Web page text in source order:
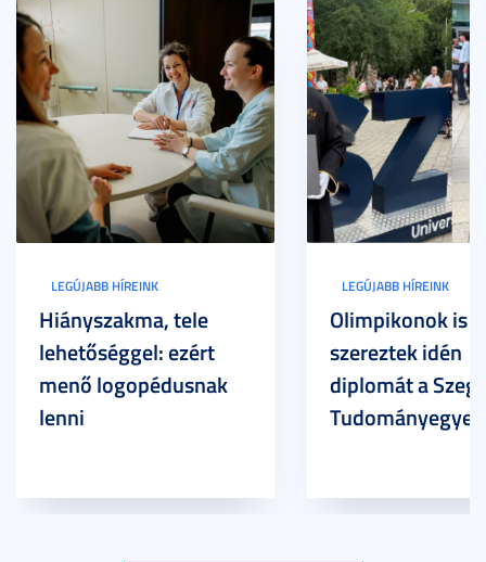
LEGÚJABB HÍREINK
Hiányszakma, tele
lehetőséggel: ezért
menő logopédusnak
lenni
LEGÚJABB HÍREINK
Olimpikonok is
szereztek idén
diplomát a